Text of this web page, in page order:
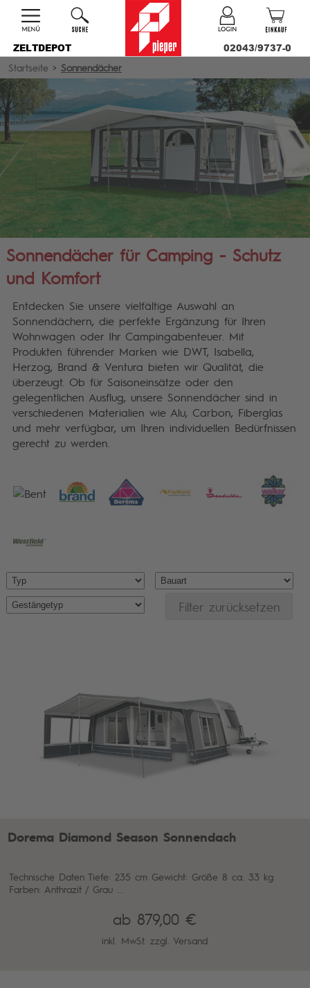
ZELTDEPOT
02043/9737-0
Startseite > Sonnendächer
Sonnendächer für Camping - Schutz
und Komfort
Entdecken Sie unsere vielfältige Auswahl an
Sonnendächern, die perfekte Ergänzung für Ihren
Wohnwagen oder Ihr Campingabenteuer. Mit
Produkten führender Marken wie DWT, Isabella,
Herzog, Brand & Ventura bieten wir Qualität, die
überzeugt. Ob für Saisoneinsätze oder den
gelegentlichen Ausflug, unsere Sonnendächer sind in
verschiedenen Materialien wie Alu, Carbon, Fiberglas
und mehr verfügbar, um Ihren individuellen Bedürfnissen
gerecht zu werden.
Dorema Diamond Season Sonnendach
Technische Daten Tiefe: 235 cm Gewicht: Größe 8 ca. 33 kg
Farben: Anthrazit / Grau ...
ab 879,00 €
inkl. MwSt. zzgl. Versand